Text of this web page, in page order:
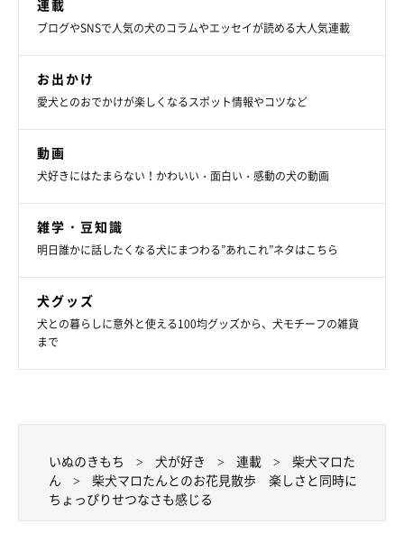
連載
ブログやSNSで人気の犬のコラムやエッセイが読める大人気連載
お出かけ
愛犬とのおでかけが楽しくなるスポット情報やコツなど
動画
犬好きにはたまらない！かわいい・面白い・感動の犬の動画
雑学・豆知識
明日誰かに話したくなる犬にまつわる”あれこれ”ネタはこちら
犬グッズ
犬との暮らしに意外と使える100均グッズから、犬モチーフの雑貨
まで
いぬのきもち 犬が好き 連載
柴犬マロた
ん
柴犬マロたんとのお花見散歩 楽しさと同時に
ちょっぴりせつなさも感じる